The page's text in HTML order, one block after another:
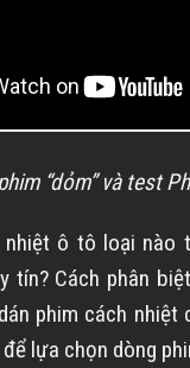
“dỏm” và test
nhiệt ô tô loại nào
tín? Cách phân
phim cách
lựa chọn dòng